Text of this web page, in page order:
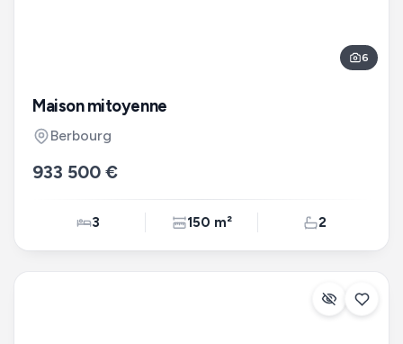
6
Maison mitoyenne
Berbourg
933 500 €
3 150 m² 2